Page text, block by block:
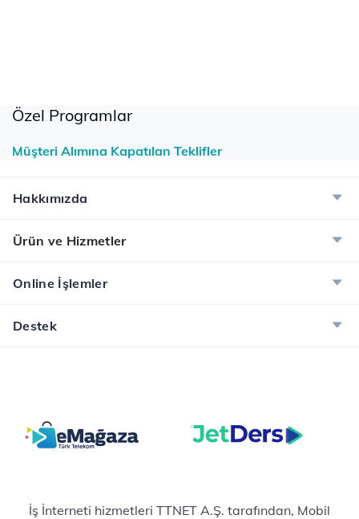
Özel Programlar
Müşteri Alımına Kapatılan Teklifler
Hakkımızda
Ürün ve Hizmetler
Online İşlemler
Destek
İş İnterneti hizmetleri TTNET A.Ş. tarafından, Mobil